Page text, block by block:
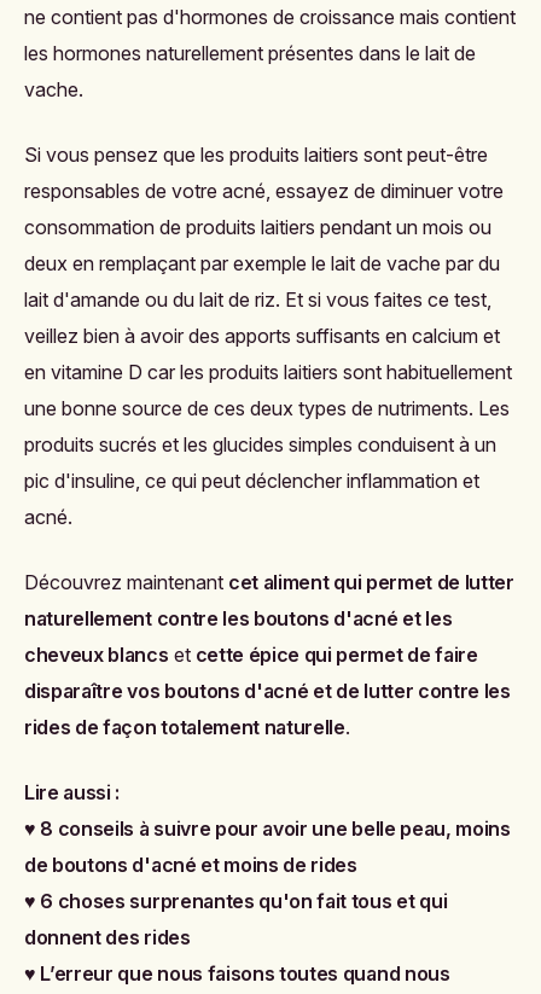
ne contient pas d'hormones de croissance mais contient
les hormones naturellement présentes dans le lait de
vache.
Si vous pensez que les produits laitiers sont peut-être
responsables de votre acné, essayez de diminuer votre
consommation de produits laitiers pendant un mois ou
deux en remplaçant par exemple le lait de vache par du
lait d'amande ou du lait de riz. Et si vous faites ce test,
veillez bien à avoir des apports suffisants en calcium et
en vitamine D car les produits laitiers sont habituellement
une bonne source de ces deux types de nutriments. Les
produits sucrés et les glucides simples conduisent à un
pic d'insuline, ce qui peut déclencher inflammation et
acné.
Découvrez maintenant cet aliment qui permet de lutter
naturellement contre les boutons d'acné et les
cheveux blancs et cette épice qui permet de faire
disparaître vos boutons d'acné et de lutter contre les
rides de façon totalement naturelle.
Lire aussi :
♥ 8 conseils à suivre pour avoir une belle peau, moins
de boutons d'acné et moins de rides
♥ 6 choses surprenantes qu'on fait tous et qui
donnent des rides
♥ L’erreur que nous faisons toutes quand nous